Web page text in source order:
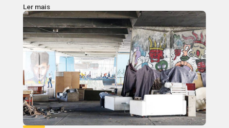
Ler mais